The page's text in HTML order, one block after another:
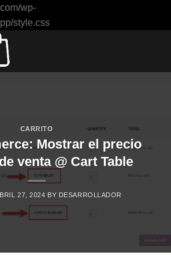
wp-
style.cssSaltar
CARRITO
Mostrar el precio
venta @ Cart Table
27, 2024 BY DESARROLLADOR